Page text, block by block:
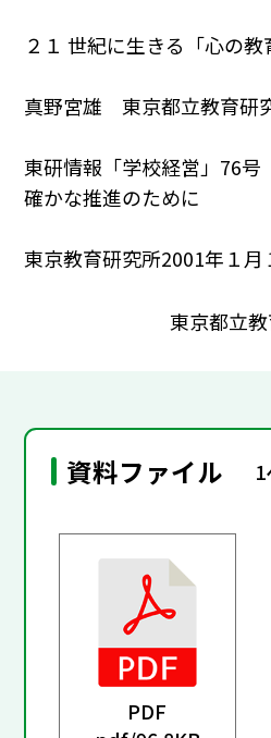
２１ 世紀に生きる「心の教
真野宮雄 東京都立教育研
東研情報「学校経営」76
確かな推進のために
東京教育研究所2001年１月
東京都立
資料ファイル
PDF